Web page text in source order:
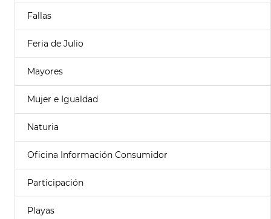
Fallas
Feria de Julio
Mayores
Mujer e Igualdad
Naturia
Oficina Información Consumidor
Participación
Playas